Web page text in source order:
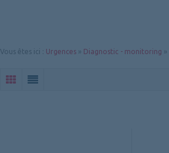
Vous êtes ici Urgences » Diagnostic - monitoring »